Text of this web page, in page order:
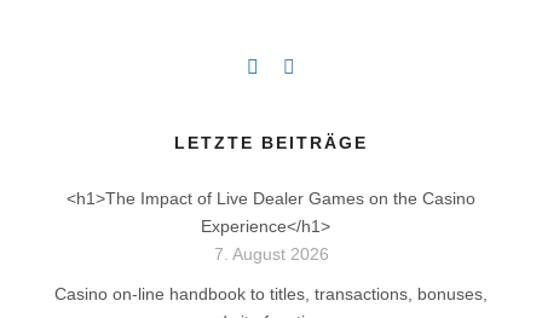
LETZTE BEITRÄGE
<h1>The Impact of Live Dealer Games on the Casino
Experience</h1>
7. August 2026
Casino on-line handbook to titles, transactions, bonuses,